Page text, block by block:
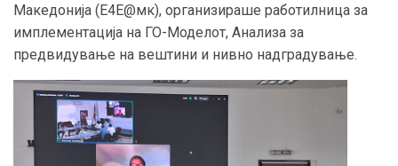
Македонија (E4E@мк), организираше работилница за
имплементација на ГО-Моделот, Анализа за
предвидување на вештини и нивно надградување.